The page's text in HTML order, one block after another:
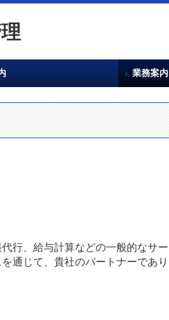
ご契約の流れ
案内
業務案内
創業・
税務･
法務・
給与計
建設業
遺言・
行、給与計算などの一般的なサ
通じて、貴社のパートナーであ